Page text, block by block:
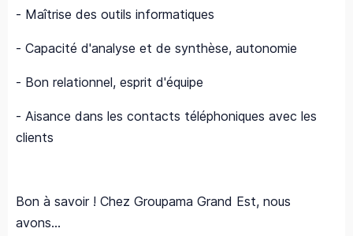
- Maîtrise des outils informatiques
- Capacité d'analyse et de synthèse, autonomie
- Bon relationnel, esprit d'équipe
- Aisance dans les contacts téléphoniques avec les
clients
Bon à savoir ! Chez Groupama Grand Est, nous
avons…